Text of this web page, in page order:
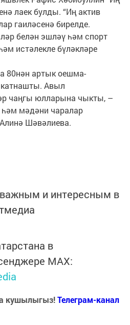
лаек булды. “Иң актив
гаиләсенә бирелде.
белән эшләү һәм спорт
истәлекле бүләкләре
80нән артык оешма-
катнашты. Авыл
чаңгы юлларына чыкты, –
мәдәни чаралар
Шәвәлиева.
и интересным в
в
MАХ:
кушылыгыз!Телеграм-канал